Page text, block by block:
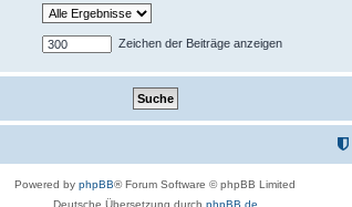
Zeichen der Beiträge anzeigen
Powered by phpBB® Forum Software © phpBB Limited
Deutsche Übersetzung durch phpBB.de